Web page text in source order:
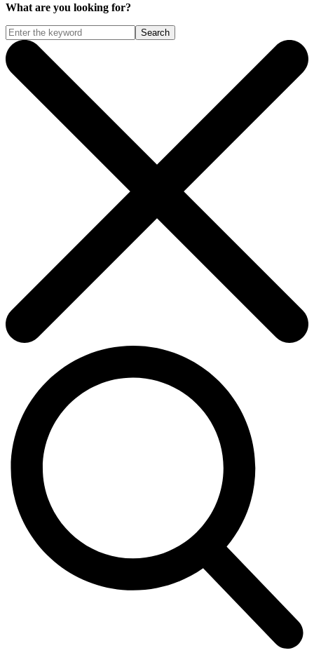
What are you looking for?
Search